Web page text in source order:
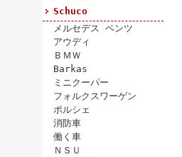
Schuco
メルセデス ベンツ
アウディ
ＢＭＷ
Barkas
ミニクーパー
フォルクスワーゲン
ポルシェ
消防車
働く車
ＮＳＵ